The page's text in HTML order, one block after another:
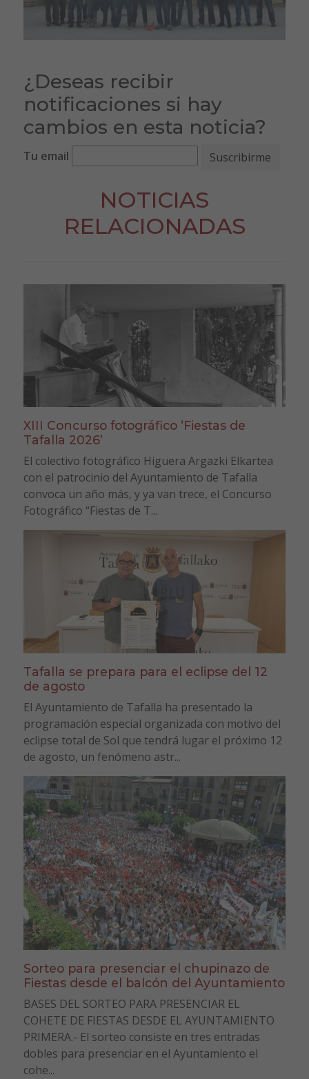
¿Deseas recibir
notificaciones si hay
cambios en esta noticia?
Tu email
NOTICIAS
RELACIONADAS
XIII Concurso fotográfico ‘Fiestas de
Tafalla 2026’
El colectivo fotográfico Higuera Argazki Elkartea
con el patrocinio del Ayuntamiento de Tafalla
convoca un año más, y ya van trece, el Concurso
Fotográfico “Fiestas de T...
Tafalla se prepara para el eclipse del 12
de agosto
El Ayuntamiento de Tafalla ha presentado la
programación especial organizada con motivo del
eclipse total de Sol que tendrá lugar el próximo 12
de agosto, un fenómeno astr...
Sorteo para presenciar el chupinazo de
Fiestas desde el balcón del Ayuntamiento
BASES DEL SORTEO PARA PRESENCIAR EL
COHETE DE FIESTAS DESDE EL AYUNTAMIENTO
PRIMERA.- El sorteo consiste en tres entradas
dobles para presenciar en el Ayuntamiento el
cohe...